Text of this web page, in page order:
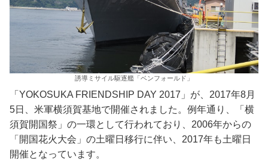
誘導ミサイル駆逐艦「ベンフォールド」
「YOKOSUKA FRIENDSHIP DAY 2017」が、2017年8月
5日、米軍横須賀基地で開催されました。例年通り、「横
須賀開国祭」の一環として行われており、2006年からの
「開国花火大会」の土曜日移行に伴い、2017年も土曜日
開催となっています。